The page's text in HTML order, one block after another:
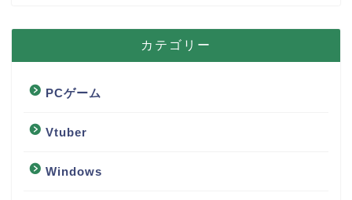
カテゴリー
PCゲーム
Vtuber
Windows